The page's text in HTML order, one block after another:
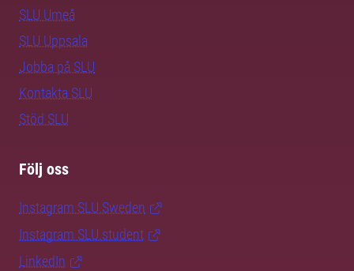
SLU Umeå
SLU Uppsala
Jobba på SLU
Kontakta SLU
Stöd SLU
Följ oss
Instagram SLU.Sweden
Instagram SLU.student
LinkedIn